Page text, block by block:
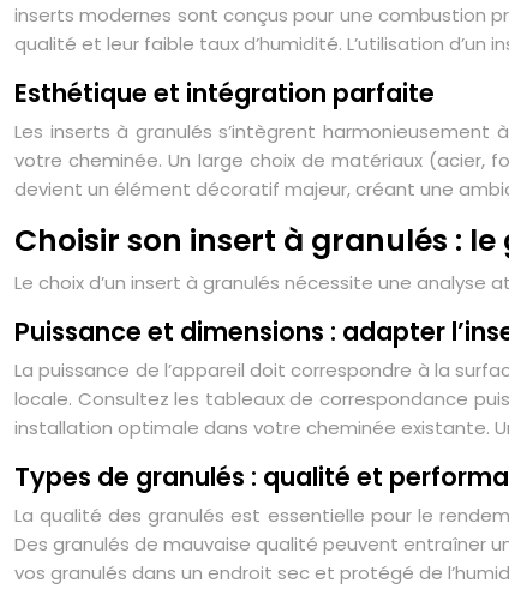
inserts modernes sont conçus pour une combustion
qualité et leur faible taux d’humidité. L’utilisation
Esthétique et intégration parfaite
Les inserts à granulés s’intègrent harmonieusement
votre cheminée. Un large choix de matériaux (acier,
devient un élément décoratif majeur, créant une
Choisir son insert à granulés :
Le choix d’un insert à granulés nécessite une
Puissance et dimensions : adapter
La puissance de l’appareil doit correspondre à la
locale. Consultez les tableaux de correspondance
installation optimale dans votre cheminée existante.
Types de granulés : qualité et
La qualité des granulés est essentielle pour le
Des granulés de mauvaise qualité peuvent entraîner
vos granulés dans un endroit sec et protégé de